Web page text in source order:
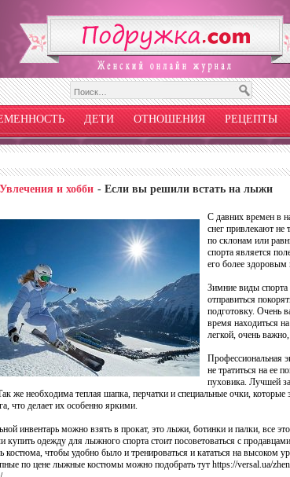
ДЕТИ ОТНОШЕНИЯ РЕЦЕПТЫ
Увлечения и хобби - Если вы решили встать на лыжи
С давних времен в
снег привлекают не
по склонам или
спорта является
его более
Зимние виды
отправиться
подготовку. Очень
время находиться
легкой, очень
Профессиональная
не тратиться на ее
пуховика. Лучшей
же необходима теплая шапка, перчатки и специальные очки,
что делает их особенно яркими.
инвентарь можно взять в прокат, это лыжи, ботинки и палки, все
купить одежду для лыжного спорта стоит посоветоваться с
костюма, чтобы удобно было и тренироваться и кататься на высоком
по цене лыжные костюмы можно подобрать тут https://versal.ua/